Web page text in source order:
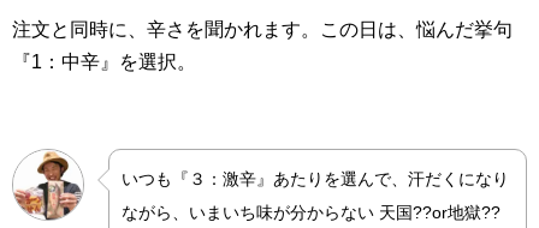
注文と同時に、辛さを聞かれます。この日は、悩んだ挙句
『1：中辛』を選択。
いつも『３：激辛』あたりを選んで、汗だくになり
ながら、いまいち味が分からない 天国??or地獄??